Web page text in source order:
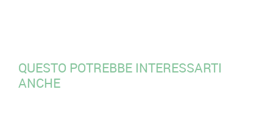
QUESTO POTREBBE INTERESSARTI
ANCHE